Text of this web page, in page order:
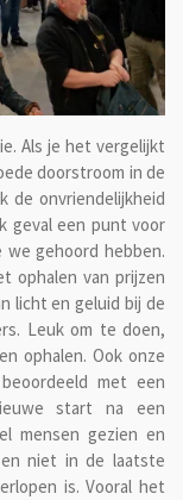
Als je het vergelijkt
doorstroom in de
de onvriendelijkheid
geval een punt voor
gehoord hebben.
ophalen van prijzen
licht en geluid bij de
Leuk om te doen,
ophalen. Ook onze
met een
start na een
mensen gezien en
niet in de laatste
is. Vooral het